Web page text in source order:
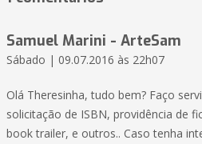
Samuel Marini - ArteSam
Sábado | 09.07.2016 às 22h07
Olá Theresinha, tudo bem? Faço
solicitação de ISBN, providência de
book trailer, e outros.. Caso tenha